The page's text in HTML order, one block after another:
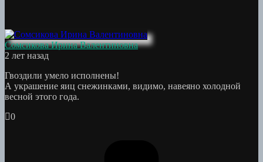
Сомсикова Ирина Валентиновна
2 лет назад
Гвоздили умело исполнены!
А украшение яиц снежинками, видимо, навеяно холодной
весной этого года.
0